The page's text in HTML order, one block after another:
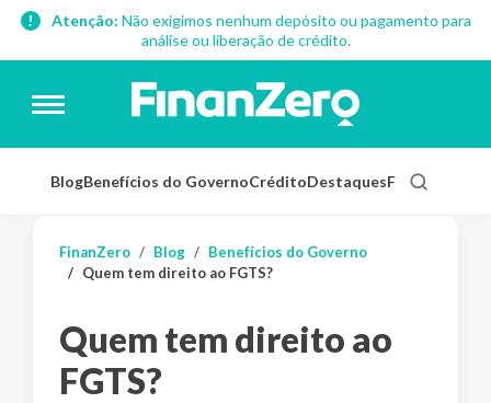
Atenção: Não exigimos nenhum depósito ou pagamento para
análise ou liberação de crédito.
BlogBenefícios do GovernoCréditoDestaquesFinanças
FinanZero Blog
Benefícios do Governo
Quem tem direito ao FGTS?
Quem tem direito ao
FGTS?